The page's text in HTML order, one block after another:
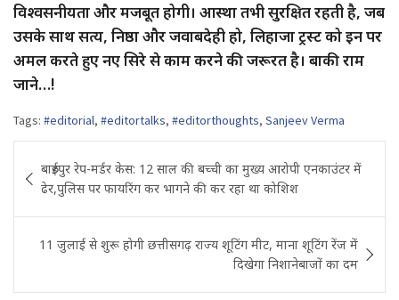
विश्वसनीयता और मजबूत होगी। आस्था तभी सुरक्षित रहती है, जब
उसके साथ सत्य, निष्ठा और जवाबदेही हो, लिहाजा ट्रस्ट को इन पर
अमल करते हुए नए सिरे से काम करने की जरूरत है। बाकी राम
जाने…!
Tags: #editorial, #editortalks, #editorthoughts, Sanjeev Verma
navigation
बारुईपुर रेप-मर्डर केस: 12 साल की बच्ची का मुख्य आरोपी एनकाउंटर में
ढेर,पुलिस पर फायरिंग कर भागने की कर रहा था कोशिश
11 जुलाई से शुरू होगी छत्तीसगढ़ राज्य शूटिंग मीट, माना शूटिंग रेंज में
दिखेगा निशानेबाजों का दम